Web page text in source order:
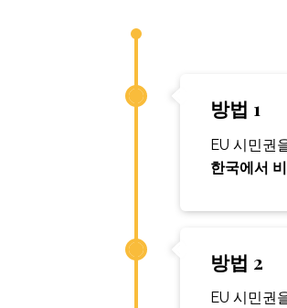
방법 1
EU 시민권
한국에서
방법 2
EU 시민권